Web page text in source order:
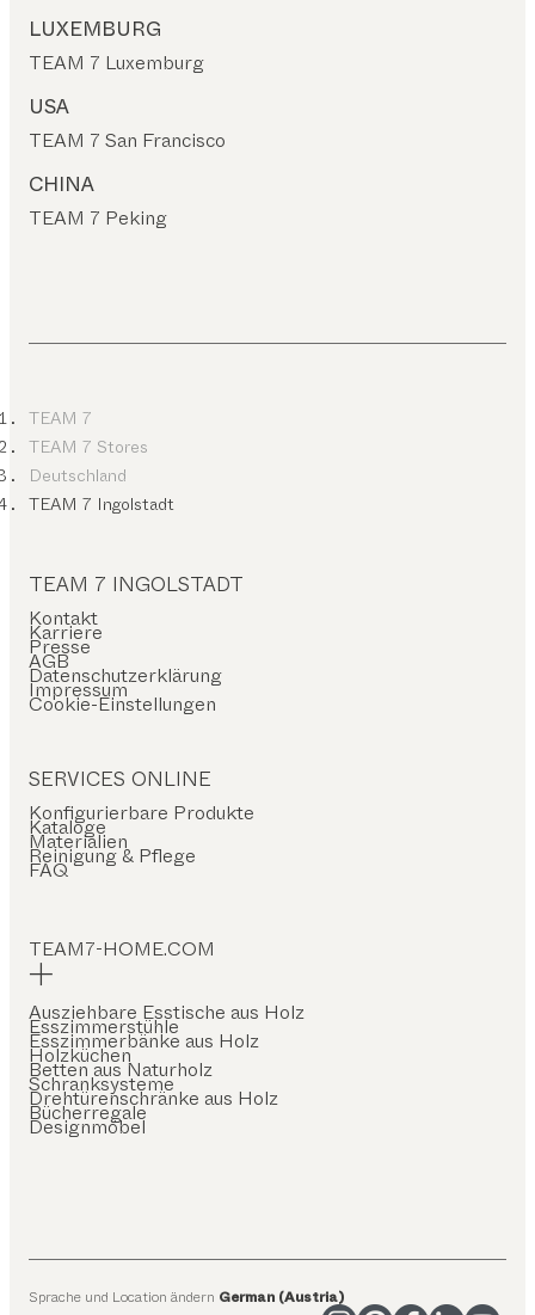
LUXEMBURG
TEAM 7 Luxemburg
USA
TEAM 7 San Francisco
CHINA
TEAM 7 Peking
TEAM 7
TEAM 7 Stores
Deutschland
TEAM 7 Ingolstadt
TEAM 7 INGOLSTADT
Kontakt
Karriere
Presse
AGB
Datenschutzerklärung
Impressum
Cookie-Einstellungen
SERVICES ONLINE
Konfigurierbare Produkte
Kataloge
Materialien
Reinigung & Pflege
FAQ
TEAM7-HOME.COM
Ausziehbare Esstische aus Holz
Esszimmerstühle
Esszimmerbänke aus Holz
Holzküchen
Betten aus Naturholz
Schranksysteme
Drehtürenschränke aus Holz
Bücherregale
Designmöbel
Sprache und Location ändern German (Austria)